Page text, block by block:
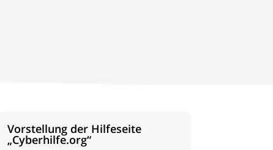
Vorstellung der Hilfeseite
„Cyberhilfe.org“